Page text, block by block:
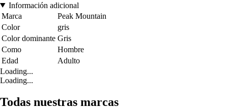
Información adicional
Marca
Peak Mountain
Color
gris
Color dominante Gris
Como
Hombre
Edad
Adulto
Loading...
Loading...
Todas nuestras marcas